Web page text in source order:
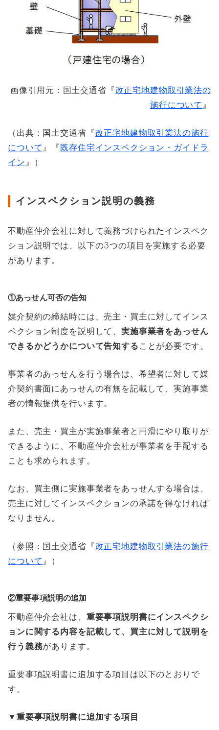
画像引用元：国土交通省『 改正宅地建物取引業法の
施行について 』
（出典：国土交通省『 改正宅地建物取引業法の施行
について 』『 既存住宅インスペクション・ガイドラ
イン 』）
インスペクション説明の義務
不動産仲介会社に対して義務づけられたインスペク
ション説明では、以下の3つの項目を実施する必要
があります。
①あっせん可否の告知
媒介契約の締結時には、売主・買主に対してインス
ペクション制度を説明して、実施事業者をあっせん
できるかどうかについて告知する ことが必要です。
事業者のあっせんを行う場合は、希望者に対して媒
介契約書面にあっせんの有無を記載して、実施事業
者の情報提供を行います。
また、売主・買主が実施事業者と円滑にやり取りが
できるように、不動産仲介会社が事業者を手配する
ことも求められます。
なお、買主側に実施事業者をあっせんする場合は、
売主に対してインスペクションの承諾を得なければ
なりません。
（参照：国土交通省『改正宅地建物取引業法の施行
について 』）
②重要事項説明の追加
不動産仲介会社は、 重要事項説明書にインスペクシ
ョンに関する内容を記載して、買主に対して説明を
行う義務があります。
重要事項説明書に追加する項目は以下のとおりで
す。
▼重要事項説明書に追加する項目